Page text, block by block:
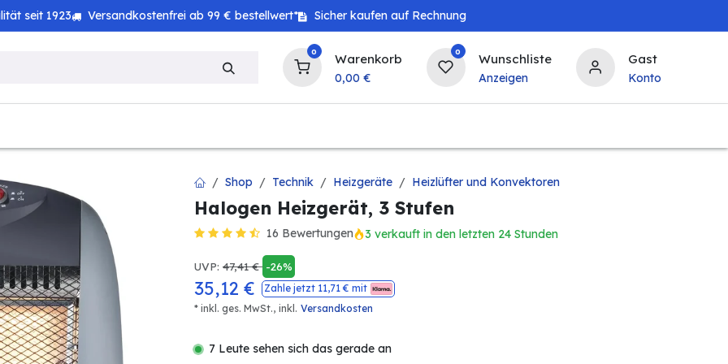
seit 1923 Versandkostenfrei ab 99 € bestellwert* Sicher kaufen auf Rechnung
0 Warenkorb
0,00 €
0 Wunschliste
Anzeigen
Gast
Konto
Shop Technik Heizgeräte Heizlüfter und Konvektoren
Halogen Heizgerät, 3 Stufen
16 Bewertungen 3 verkauft in den letzten 24 Stunden
UVP: 47,41€ -26%
35,12 € Zahle jetzt 11,71€ mit
* inkl. ges. MwSt., inkl. Versandkosten
7 Leute sehen sich das gerade an